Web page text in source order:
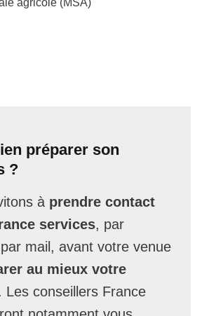
agricole (MSA)
préparer son
?
à prendre contact
services, par
mail, avant votre venue
au mieux votre
Les conseillers France